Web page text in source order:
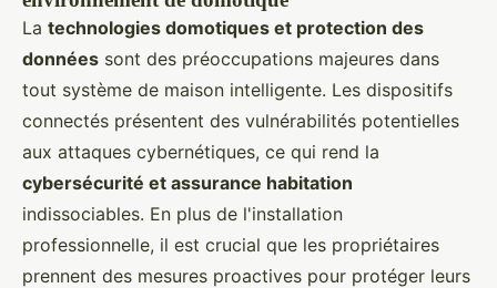
La technologies domotiques et protection des
données sont des préoccupations majeures dans
tout système de maison intelligente. Les dispositifs
connectés présentent des vulnérabilités potentielles
aux attaques cybernétiques, ce qui rend la
cybersécurité et assurance habitation
indissociables. En plus de l'installation
professionnelle, il est crucial que les propriétaires
prennent des mesures proactives pour protéger leurs